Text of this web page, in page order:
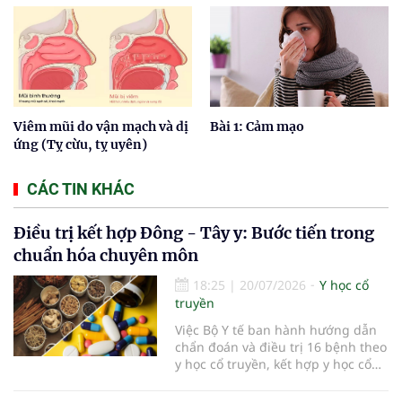
Viêm mũi do vận mạch và dị
ứng (Tỵ cừu, tỵ uyên)
Bài 1: Cảm mạo
CÁC TIN KHÁC
Điều trị kết hợp Đông - Tây y: Bước tiến trong
chuẩn hóa chuyên môn
18:25 | 20/07/2026
Y học cổ
truyền
Việc Bộ Y tế ban hành hướng dẫn
chẩn đoán và điều trị 16 bệnh theo
y học cổ truyền, kết hợp y học cổ